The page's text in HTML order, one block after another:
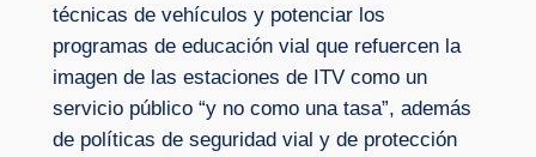
técnicas de vehículos y potenciar los
programas de educación vial que refuercen la
imagen de las estaciones de ITV como un
servicio público “y no como una tasa”, además
de políticas de seguridad vial y de protección